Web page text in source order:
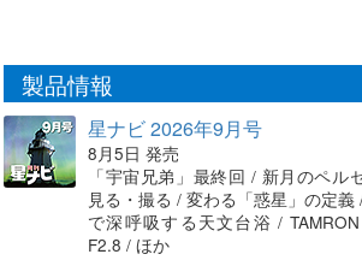
製品情報
星ナビ 2026年9月号
8月5日 発売
「宇宙兄弟」最終回 / 新月のペル
見る・撮る / 変わる「惑星」の定義
で深呼吸する天文台浴 /
F2.8 / ほか